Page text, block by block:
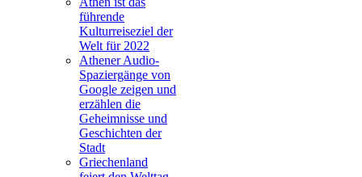
führende
Kulturreiseziel der
Welt für 2022
Athener Audio-
Spaziergänge von
Google zeigen und
erzählen die
Geheimnisse und
Geschichten der
Stadt
Griechenland